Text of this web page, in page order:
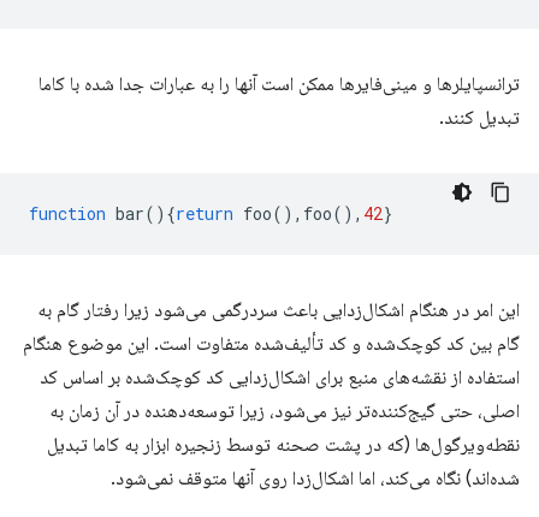
ترانسپایلرها و مینی‌فایرها ممکن است آنها را به عبارات جدا شده با کاما
تبدیل کنند.
function bar(){return foo(), foo(), 42}
این امر در هنگام اشکال‌زدایی باعث سردرگمی می‌شود زیرا رفتار گام به
گام بین کد کوچک‌شده و کد تألیف‌شده متفاوت است. این موضوع هنگام
استفاده از نقشه‌های منبع برای اشکال‌زدایی کد کوچک‌شده بر اساس کد
اصلی، حتی گیج‌کننده‌تر نیز می‌شود، زیرا توسعه‌دهنده در آن زمان به
نقطه‌ویرگول‌ها (که در پشت صحنه توسط زنجیره ابزار به کاما تبدیل
شده‌اند) نگاه می‌کند، اما اشکال‌زدا روی آنها متوقف نمی‌شود.